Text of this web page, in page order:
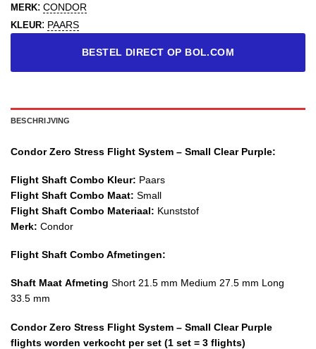
MERK: CONDOR
KLEUR: PAARS
BESTEL DIRECT OP BOL.COM
BESCHRIJVING
Condor Zero Stress Flight System – Small Clear Purple:
Flight Shaft Combo Kleur: Paars
Flight Shaft Combo Maat: Small
Flight Shaft Combo Materiaal: Kunststof
Merk: Condor
Flight Shaft Combo Afmetingen:
Shaft Maat Afmeting Short 21.5 mm Medium 27.5 mm Long
33.5 mm
Condor Zero Stress Flight System – Small Clear Purple
flights worden verkocht per set (1 set = 3 flights)